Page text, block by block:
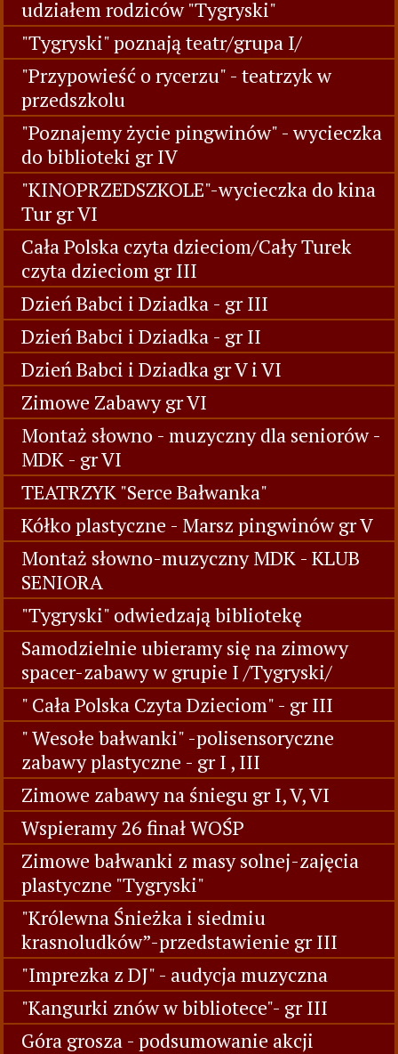
udziałem rodziców "Tygryski"
"Tygryski" poznają teatr/grupa I/
"Przypowieść o rycerzu" - teatrzyk w
przedszkolu
"Poznajemy życie pingwinów" - wycieczka
do biblioteki gr IV
"KINOPRZEDSZKOLE"-wycieczka do kina
Tur gr VI
Cała Polska czyta dzieciom/Cały Turek
czyta dzieciom gr III
Dzień Babci i Dziadka - gr III
Dzień Babci i Dziadka - gr II
Dzień Babci i Dziadka gr V i VI
Zimowe Zabawy gr VI
Montaż słowno - muzyczny dla seniorów -
MDK - gr VI
TEATRZYK "Serce Bałwanka"
Kółko plastyczne - Marsz pingwinów gr V
Montaż słowno-muzyczny MDK - KLUB
SENIORA
"Tygryski" odwiedzają bibliotekę
Samodzielnie ubieramy się na zimowy
spacer-zabawy w grupie I /Tygryski/
" Cała Polska Czyta Dzieciom" - gr III
" Wesołe bałwanki" -polisensoryczne
zabawy plastyczne - gr I , III
Zimowe zabawy na śniegu gr I, V, VI
Wspieramy 26 finał WOŚP
Zimowe bałwanki z masy solnej-zajęcia
plastyczne "Tygryski"
"Królewna Śnieżka i siedmiu
krasnoludków”-przedstawienie gr III
"Imprezka z DJ" - audycja muzyczna
"Kangurki znów w bibliotece"- gr III
Góra grosza - podsumowanie akcji